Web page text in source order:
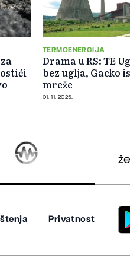
TERMOENERGIJA
Drama u RS: TE
bez uglja, Gacko
mreže
01. 11. 2025.
Privatnost